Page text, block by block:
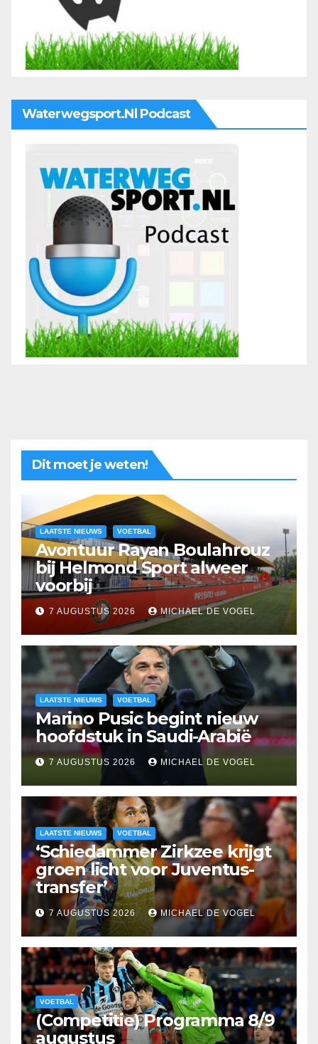
Waterwegsport.nl Podcast
Dit moet je weten!
LAATSTE NIEUWS VOETBAL
Avontuur Rayan Boulahrouz
bij Helmond Sport alweer
voorbij
7 AUGUSTUS 2026 MICHAEL DE VOGEL
LAATSTE NIEUWS VOETBAL
Marino Pusic begint nieuw
hoofdstuk in Saudi-Arabië
7 AUGUSTUS 2026 MICHAEL DE VOGEL
LAATSTE NIEUWS VOETBAL
‘Schiedammer Zirkzee krijgt
groen licht voor Juventus-
transfer’
7 AUGUSTUS 2026 MICHAEL DE VOGEL
VOETBAL
(Competitie) Programma 8/9
augustus